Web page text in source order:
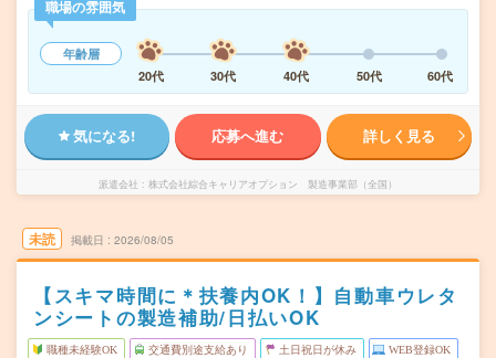
職場の雰囲気
年齢層
20代
30代 40代 50代 60代
気になる! 応募へ進む 詳しく見る
派遣会社 株式会社綜合キャリアオプション 製造事業部（全国）
未読 掲載日 2026/08/05
【スキマ時間に＊扶養内OK！】自動車ウレタ
ンシートの製造補助/日払いOK
職種未経験OK 交通費別途支給あり 土日祝日が休み WEB登録OK